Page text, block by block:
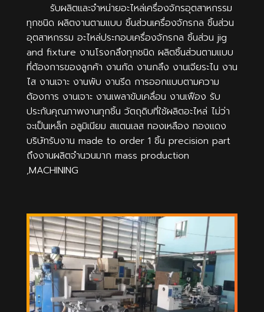
รับผลิตและจำหน่ายอะไหล่เครื่องจักรอุตสาหกรรม
ทุกชนิด ผลิตงานตามแบบ ชิ้นส่วนเครื่องจักรกล ชิ้นส่วน
อุตสาหกรรม อะไหล่ประกอบเครื่องจักรกล ชิ้นส่วน jig
and fixture งานโรงกลึงทุกชนิด ผลิตชิ้นส่วนตามแบบ
ที่ต้องการของลูกค้า งานกัด งานกลึง งานเจียระไน งาน
ไส งานเจาะ งานพับ งานรีด การออกแบบตามความ
ต้องการ งานเจาะ งานเพลาขับเคลื่อน งานเฟือง รับ
ประกันคุณภาพงานทุกชิ้น วัตถุดิบที่ใช้ผลิตอะไหล่ ไม่ว่า
จะเป็นเหล็ก อลูมิเนียม สแตนเลส ทองเหลือง ทองแดง
บริษัทรับงาน made to order 1 ชิ้น precision part
ถึงงานผลิตจำนวนมาก mass production
,MACHINING